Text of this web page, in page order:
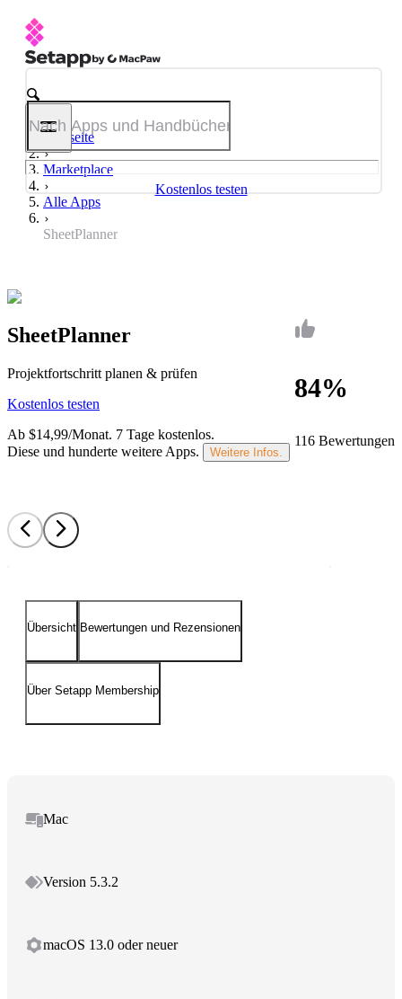
Kostenlos testen
Startseite
Marketplace
Alle Apps
SheetPlanner
84%
116 Bewertungen
SheetPlanner
Projektfortschritt planen & prüfen
Kostenlos testen
Ab $14,99/Monat. 7 Tage kostenlos.
Diese und hunderte weitere Apps.
Weitere Infos.
Übersicht Bewertungen und Rezensionen
Über Setapp Membership
Mac
Version 5.3.2
macOS 13.0 oder neuer